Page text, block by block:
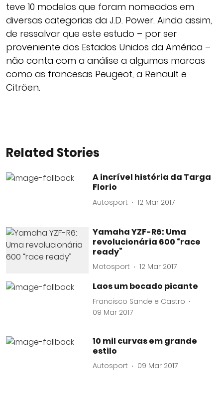
teve 10 modelos que foram nomeados em
diversas categorias da J.D. Power. Ainda assim,
de ressalvar que este estudo – por ser
proveniente dos Estados Unidos da América –
não conta com a análise a algumas marcas
como as francesas Peugeot, a Renault e
Citröen.
Related Stories
A incrível história da Targa
Florio
Autosport 12 Mar 2017
Yamaha YZF-R6: Uma
revolucionária 600 “race
ready”
Motosport 12 Mar 2017
Laos um bocado picante
Francisco Sande e Castro
09 Mar 2017
10 mil curvas em grande
estilo
Autosport 09 Mar 2017